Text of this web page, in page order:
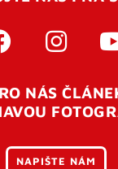
NÁS
NAPIŠTE NÁM